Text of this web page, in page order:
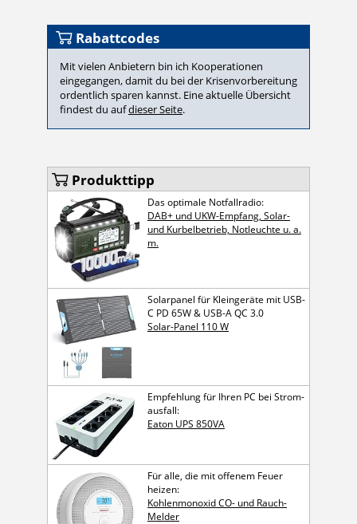
Rabattcodes
Mit vielen Anbietern bin ich Kooperationen
eingegangen, damit du bei der Krisenvorbereitung
ordentlich sparen kannst. Eine aktuelle Übersicht
findest du aufdieser Seite.
Produkttipp
Das optimale Notfallradio:
DAB+ und UKW-Empfang, Solar-
und Kurbelbetrieb, Notleuchte u. a.
m.
Solarpanel für Kleingeräte mit USB-
C PD 65W & USB-A QC 3.0
Solar-Panel 110 W
Empfehlung für Ihren PC bei Strom­
ausfall:
Eaton UPS 850VA
Für alle, die mit offenem Feuer
heizen:
Kohlen­mon­oxid CO- und Rauch-
Melder